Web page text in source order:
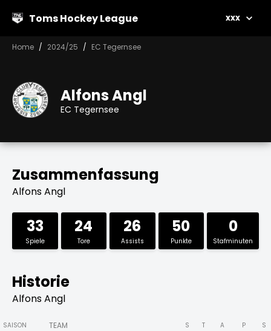
Toms Hockey League xxx
Home 2024/25 EC Tegernsee
Alfons Angl
EC Tegernsee
Zusammenfassung
Alfons Angl
33
Spiele
24
Tore
26
Assists
50
Punkte
0
Stafminuten
Historie
Alfons Angl
SAISON TEAM S T A P S